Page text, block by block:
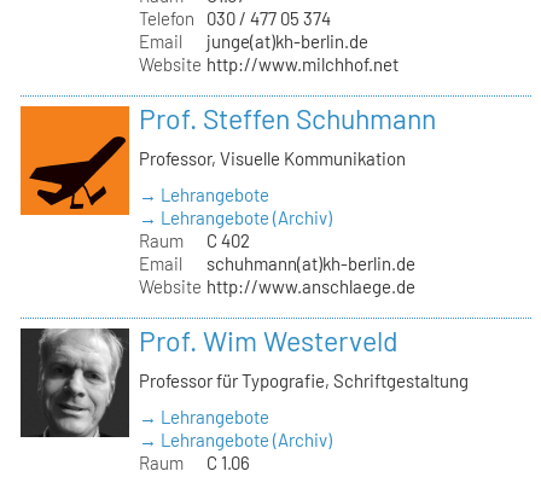
Telefon
030 / 477 05 374
Email
junge(at)kh-berlin.de
Website http://www.milchhof.net
Prof. Steffen Schuhmann
Professor, Visuelle Kommunikation
→ Lehrangebote
→ Lehrangebote (Archiv)
Raum
C 402
Email
schuhmann(at)kh-berlin.de
Website http://www.anschlaege.de
Prof. Wim Westerveld
Professor für Typografie, Schriftgestaltung
→ Lehrangebote
→ Lehrangebote (Archiv)
Raum
C 1.06